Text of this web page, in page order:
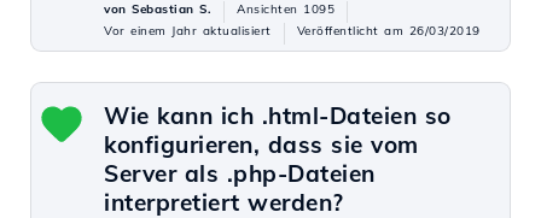
von Sebastian S.
Ansichten 1095
Vor einem Jahr aktualisiert
Veröffentlicht am 26/03/2019
Wie kann ich .html-Dateien so
konfigurieren, dass sie vom
Server als .php-Dateien
interpretiert werden?